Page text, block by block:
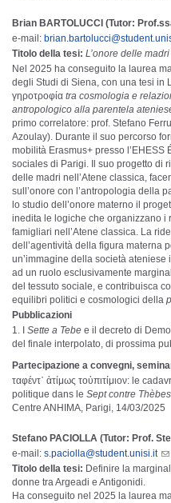
Brian BARTOLUCCI (Tutor:
e-mail:
Titolo della tesi: L’onore delle
Nel 2025 ha conseguito la laurea
degli Studi di Siena, con una tesi in
γηροτροφία tra cosmologia e
antropologico alla parentela
primo correlatore: prof. Stefano
Azoulay). Durante il suo percorso
mobilità Erasmus+ presso
sociales di Parigi. Il suo progetto di
delle madri nell’Atene classica,
sull’onore con l’antropologia della
lo studio dell’onore materno il
inedita le logiche che organizzano i
famigliari nell’Atene classica. La
dell’agentività della figura materna
un’immagine della società
ad un ruolo esclusivamente
del tessuto sociale, e contribuisca
equilibri politici e cosmologici della
Pubblicazioni
Sette a Tebe e il decreto di
del finale interpolato, di prossima
Partecipazione a convegni,
ταφέντ᾽ ἀτίμως τοὐπιτίμιον: le
politique dans le Sept contre Thèbes
Centre ANHIMA, Parigi, 14/03/2025
Stefano PACIOLLA (Tutor: Prof.
e-mail: s.paciolla@student.unisi.it
Titolo della tesi: Definire la
donne tra Argeadi e Antigonidi.
Ha conseguito nel 2025 la laurea